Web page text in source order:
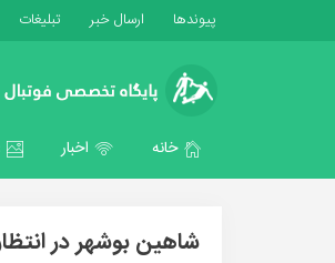
پیوندها ارسال خبر تبلیغات
خانه اخبار
شاهین بوشهر در